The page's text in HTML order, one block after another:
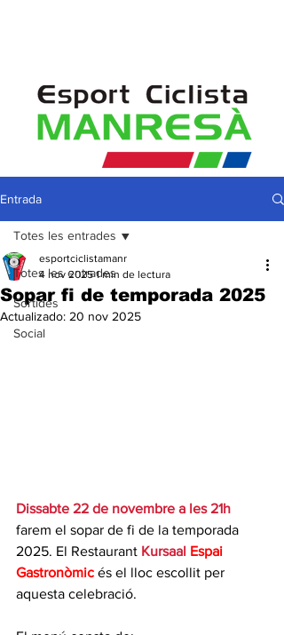
Entrada
Totes les entrades
Sortides
Social
Totes les entrades
Sopar fi de temporada 2025
esportciclistamanr
4 nov 2025 1 min de lectura
Actualizado: 20 nov 2025
Dissabte 22 de novembre a les 21h
farem el sopar de fi de la temporada
2025. El Restaurant Kursaal Espai
Gastronòmic és el lloc escollit per
aquesta celebració.